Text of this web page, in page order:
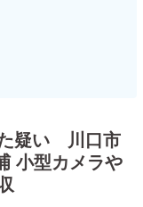
た疑い 川口市
小型カメラや